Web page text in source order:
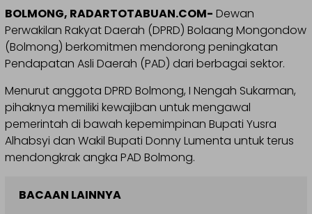
BOLMONG, RADARTOTABUAN.COM- Dewan
Perwakilan Rakyat Daerah (DPRD) Bolaang Mongondow
(Bolmong) berkomitmen mendorong peningkatan
Pendapatan Asli Daerah (PAD) dari berbagai sektor.
Menurut anggota DPRD Bolmong, I Nengah Sukarman,
pihaknya memiliki kewajiban untuk mengawal
pemerintah di bawah kepemimpinan Bupati Yusra
Alhabsyi dan Wakil Bupati Donny Lumenta untuk terus
mendongkrak angka PAD Bolmong.
BACAAN LAINNYA